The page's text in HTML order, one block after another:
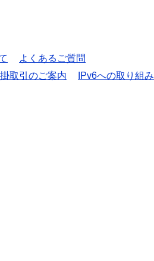
よくあるご質問
取引のご案内
IPv6への取り組み